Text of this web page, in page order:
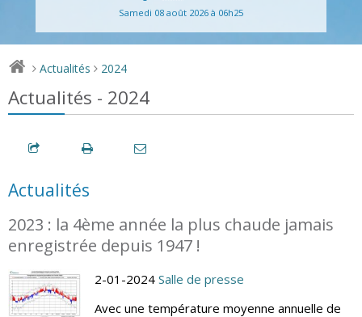
Samedi 08 août 2026 à 06h25
> Actualités > 2024
Actualités - 2024
Actualités
2023 : la 4ème année la plus chaude jamais
enregistrée depuis 1947 !
2-01-2024 Salle de presse
Avec une température moyenne annuelle de